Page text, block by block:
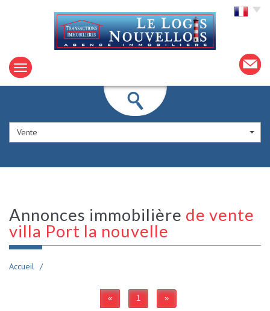
Choisir la langue
Vente
Annonces immobilière de vente
villa Port la nouvelle
Accueil
« 1 »